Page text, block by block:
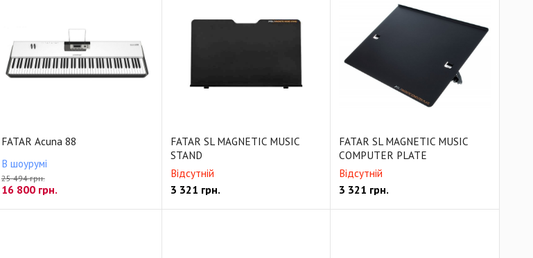
FATAR Acuna 88
В шоурумі
25 494 грн.
16 800грн.
FATAR SL MAGNETIC MUSIC
STAND
Відсутній
3 321 грн.
FATAR SL MAGNETIC MUSIC
COMPUTER PLATE
Відсутній
3 321 грн.